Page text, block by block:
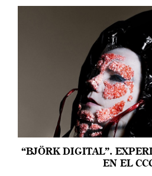
“BJÖRK DIGITAL”.
EN EL